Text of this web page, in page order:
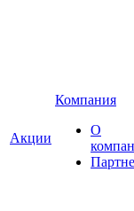
Акции
Компания
О